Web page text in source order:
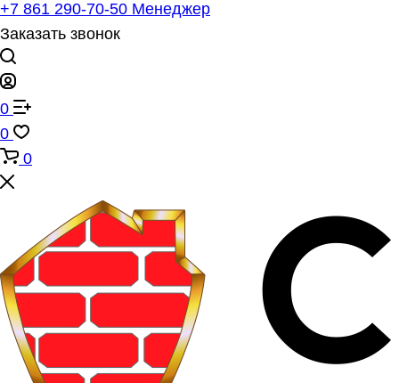
+7 861 290-70-50 Менеджер
Заказать звонок
0
0
0